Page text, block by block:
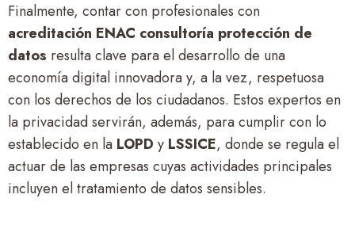
Finalmente, contar con profesionales con
acreditación ENAC consultoría protección de
datos resulta clave para el desarrollo de una
economía digital innovadora y, a la vez, respetuosa
con los derechos de los ciudadanos. Estos expertos en
la privacidad servirán, además, para cumplir con lo
establecido en la LOPD y LSSICE, donde se regula el
actuar de las empresas cuyas actividades principales
incluyen el tratamiento de datos sensibles.